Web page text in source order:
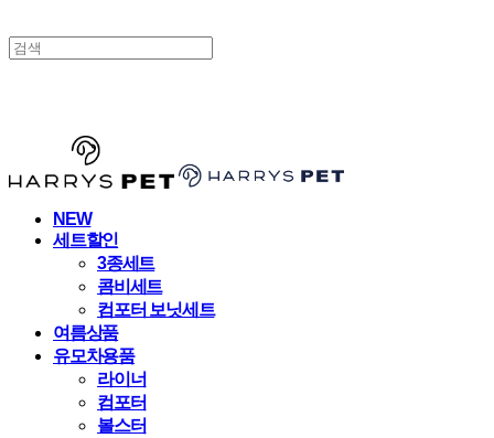
NEW
세트할인
3종세트
콤비세트
컴포터 보닛세트
여름상품
유모차용품
라이너
컴포터
볼스터